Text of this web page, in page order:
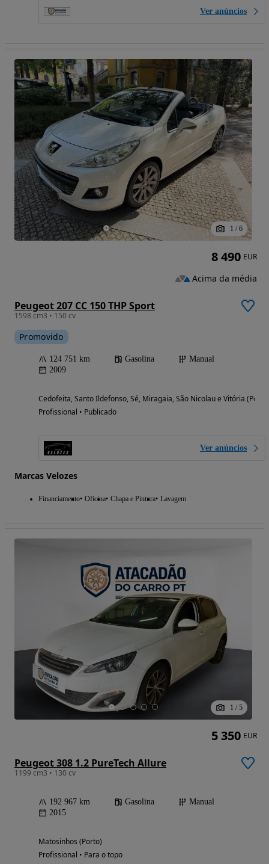
Ver anúncios
1 / 6
Peugeot 207 CC 150 THP Sport
1598 cm3 • 150 cv
Promovido
124 751 km Gasolina
Manual
2009
Cedofeita, Santo Ildefonso, Sé, Miragaia, São Nicolau e Vitória (Porto)
Profissional • Publicado
Ver anúncios
Marcas Velozes
Financiamento Oficina Chapa e Pintura Lavagem
8 490 EUR
Acima da média
1 / 5
Peugeot 308 1.2 PureTech Allure
1199 cm3 • 130 cv
192 967 km Gasolina
Manual
2015
Matosinhos (Porto)
Profissional • Para o topo
5 350 EUR